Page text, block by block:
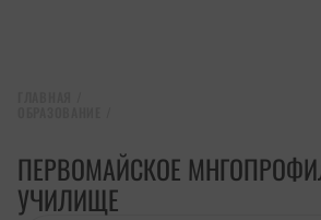
ПЕРВОМАЙСКОЕ
УЧИЛИЩЕ